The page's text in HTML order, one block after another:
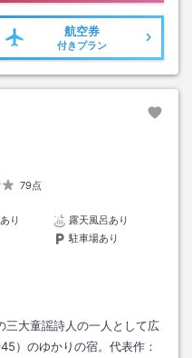
航空券
付きプラン
79点
り
露天風呂あり
駐車場あり
三大童謡詩人の一人として広
）のゆかりの宿。代表作：